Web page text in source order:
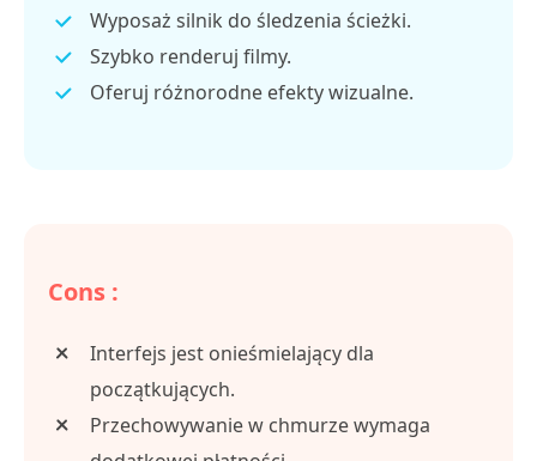
Wyposaż silnik do śledzenia ścieżki.
Szybko renderuj filmy.
Oferuj różnorodne efekty wizualne.
Cons :
Interfejs jest onieśmielający dla
początkujących.
Przechowywanie w chmurze wymaga